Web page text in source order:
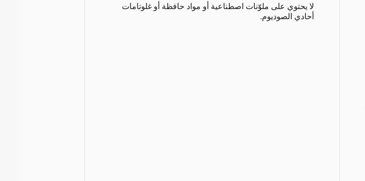
لا يحتوي على ملوّنات اصطناعية أو مواد حافظة أو غلوتامات
أحادي الصوديوم.